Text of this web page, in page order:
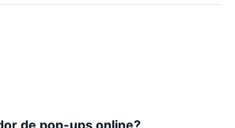
de pop-ups online?